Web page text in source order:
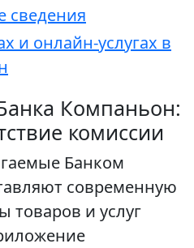
сведения
и онлайн-услугах в
Компаньон:
комиссии
Банком
современную
товаров и услуг